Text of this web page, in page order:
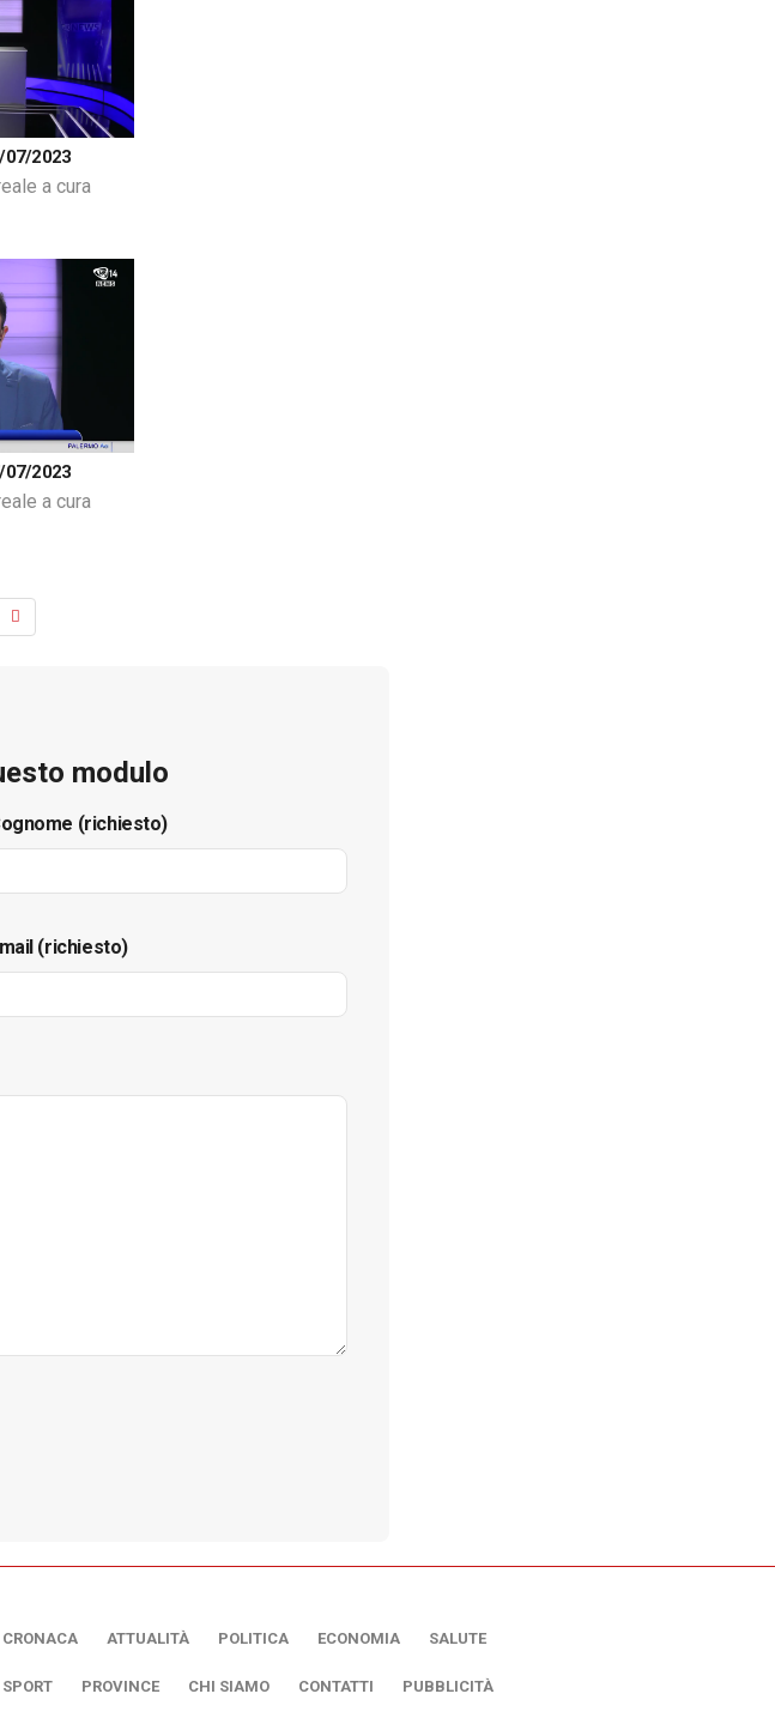
07/2023
a cura
07/2023
a cura
modulo
(richiesto)
(richiesto)
CRONACA ATTUALITÀ POLITICA ECONOMIA SALUTE
SPORT PROVINCE CHI SIAMO CONTATTI PUBBLICITÀ